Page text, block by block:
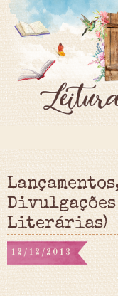
Divulgações
Literárias)
12/12/2013